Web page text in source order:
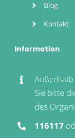
Information
Sie bitte
des
116117
Blog
Kontakt